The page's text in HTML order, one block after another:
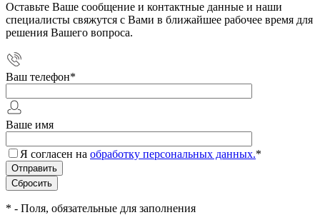
Оставьте Ваше сообщение и контактные данные и наши
специалисты свяжутся с Вами в ближайшее рабочее время для
решения Вашего вопроса.
Ваш телефон*
Ваше имя
Я согласен на обработку персональных данных.*
* - Поля, обязательные для заполнения